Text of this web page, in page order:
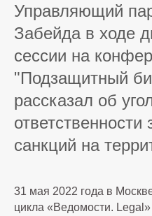
Управляющий
Забейда в ходе
сессии на
"Подзащитный
рассказал об
санкций на
31 мая 2022 года в
цикла «Ведомости.
Меню сайта
Опыт
Карьера
Команда